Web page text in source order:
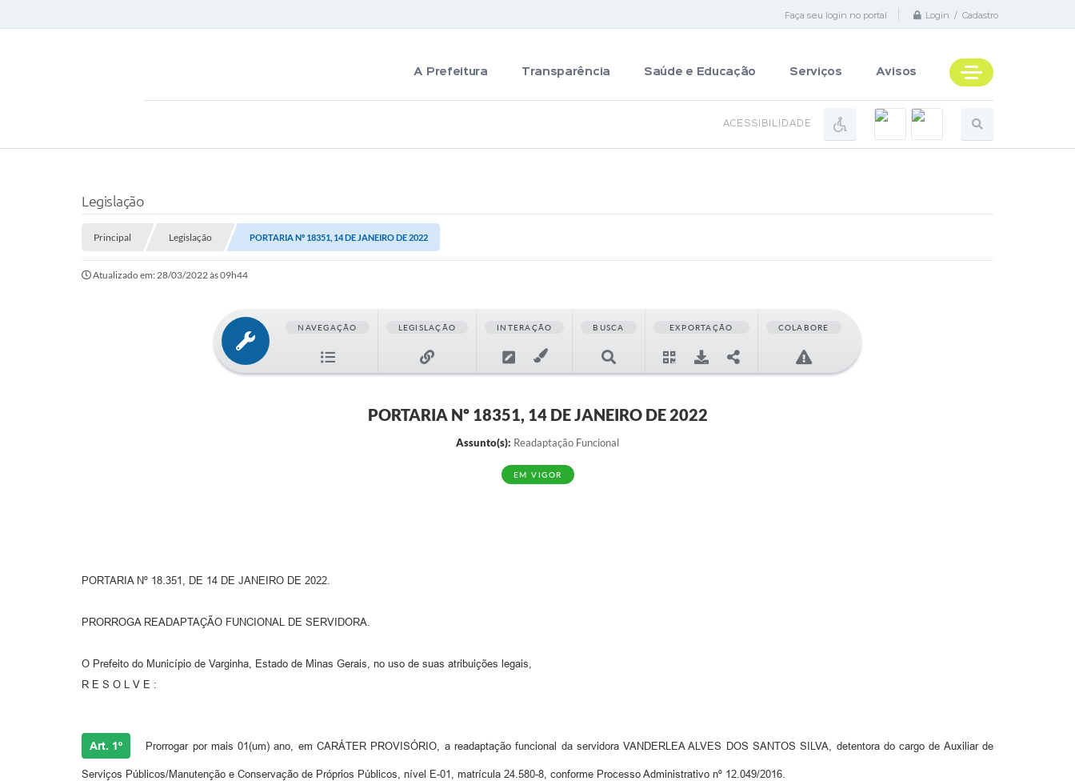
Faça seu login no portal Login / Cadastro
A Prefeitura Transparência Saúde e Educação Serviços Avisos
ACESSIBILIDADE
Legislação
Principal Legislação PORTARIA Nº 18351, 14 DE JANEIRO DE 2022
Atualizado em: 28/03/2022 às 09h44
NAVEGAÇÃO LEGISLAÇÃO INTERAÇÃO BUSCA EXPORTAÇÃO COLABORE
PORTARIA Nº 18351, 14 DE JANEIRO DE 2022
Assunto(s): Readaptação Funcional
EM VIGOR
PORTARIA Nº 18.351, DE 14 DE JANEIRO DE 2022.
PRORROGA READAPTAÇÃO FUNCIONAL DE SERVIDORA.
O Prefeito do Município de Varginha, Estado de Minas Gerais, no uso de suas atribuições legais,
R E S O L V E :
Art. 1º Prorrogar por mais 01(um) ano, em CARÁTER PROVISÓRIO, a readaptação funcional da servidora VANDERLEA ALVES DOS SANTOS SILVA, detentora do cargo de Auxiliar de
Serviços Públicos/Manutenção e Conservação de Próprios Públicos, nível E-01, matrícula 24.580-8, conforme Processo Administrativo nº 12.049/2016.